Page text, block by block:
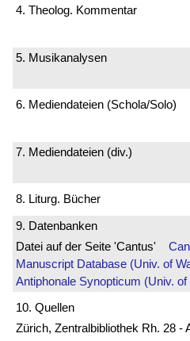
4. Theolog. Kommentar
5. Musikanalysen
6. Mediendateien (Schola/Solo)
7. Mediendateien (div.)
8. Liturg. Bücher
9. Datenbanken
Datei auf der Seite 'Cantus'
Manuscript Database (Univ. of
Antiphonale Synopticum (Univ.
10. Quellen
Zürich, Zentralbibliothek Rh. 28 -